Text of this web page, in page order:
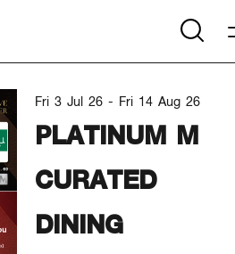
Fri 3 Jul 26 - Fri 14 Aug 26
PLATINUM M
CURATED
DINING